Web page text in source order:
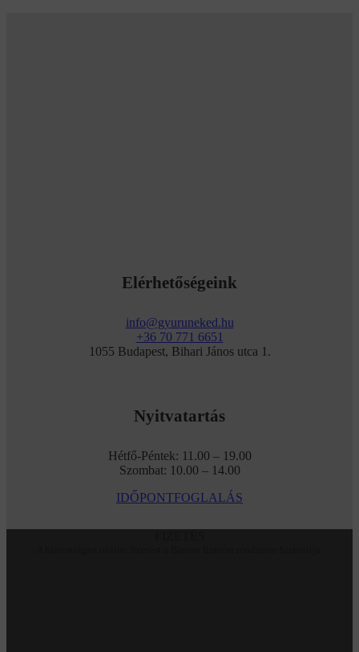
Elérhetőségeink
info@gyuruneked.hu
+36 70 771 6651
1055 Budapest, Bihari János utca 1.
Nyitvatartás
Hétfő-Péntek: 11.00 – 19.00
Szombat: 10.00 – 14.00
IDŐPONTFOGLALÁS